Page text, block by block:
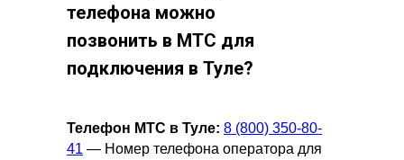
Телефон МТС в Туле: 8 (800) 350-80-
41 — Номер телефона оператора для
телефона можно
позвонить в МТС для
подключения в Туле?